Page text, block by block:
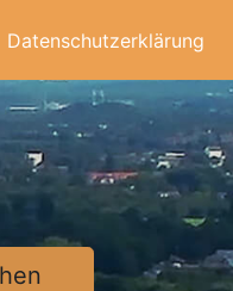
Datenschutzerklärung